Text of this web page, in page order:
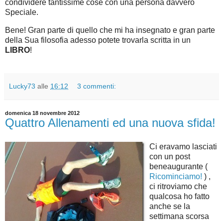
condividere tantissime cose con una persona davvero
Speciale.
Bene! Gran parte di quello che mi ha insegnato e gran parte
della Sua filosofia adesso potete trovarla scritta in un
LIBRO!
Lucky73 alle 16:12 3 commenti:
domenica 18 novembre 2012
Quattro Allenamenti ed una nuova sfida!
Ci eravamo lasciati
con un post
beneaugurante (
Ricominciamo! ) ,
ci ritroviamo che
qualcosa ho fatto
anche se la
settimana scorsa